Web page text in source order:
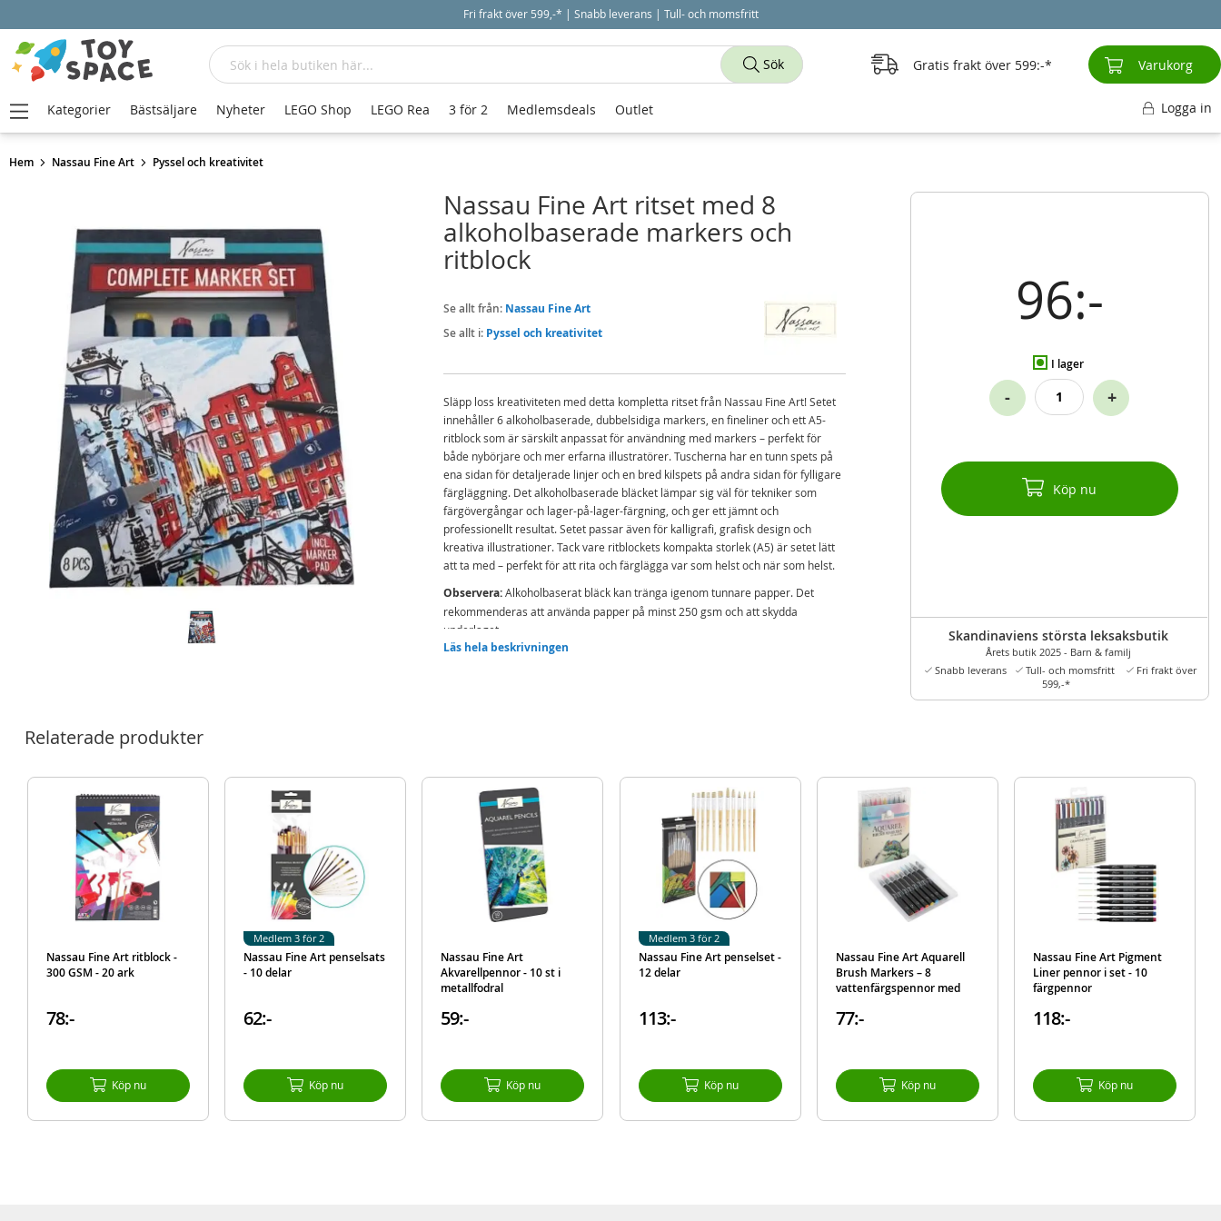
Fri frakt över 599,-* | Snabb leverans | Tull- och momsfritt
Hem Nassau Fine Art Pyssel och kreativitet
96:-
I lager
- +
Köp nu
Skandinaviens största leksaksbutik
Årets butik 2025 - Barn & familj
Snabb leverans
Tull- och momsfritt
Fri frakt över
599,-*
Nassau Fine Art ritset med 8
alkoholbaserade markers och
ritblock
Se allt från: Nassau Fine Art
Se allt i: Pyssel och kreativitet
Släpp loss kreativiteten med detta kompletta ritset från Nassau Fine Art! Setet
innehåller 6 alkoholbaserade, dubbelsidiga markers, en fineliner och ett A5-
ritblock som är särskilt anpassat för användning med markers – perfekt för
både nybörjare och mer erfarna illustratörer. Tuscherna har en tunn spets på
ena sidan för detaljerade linjer och en bred kilspets på andra sidan för fylligare
färgläggning. Det alkoholbaserade bläcket lämpar sig väl för tekniker som
färgövergångar och lager-på-lager-färgning, och ger ett jämnt och
professionellt resultat. Setet passar även för kalligrafi, grafisk design och
kreativa illustrationer. Tack vare ritblockets kompakta storlek (A5) är setet lätt
att ta med – perfekt för att rita och färglägga var som helst och när som helst.
Observera:Alkoholbaserat bläck kan tränga igenom tunnare papper. Det
rekommenderas att använda papper på minst 250 gsm och att skydda
underlaget.
Innehåller:
information
AR0330/GE
8715427124797
Varumärke Nassau Fine Art
Läs hela beskrivningen
Relaterade produkter
Nassau Fine Art ritblock -
300 GSM - 20 ark
78:-
Köp nu
Nassau Fine Art penselsats
- 10 delar
62:-
Köp nu
Medlem 3 för 2
Nassau Fine Art
Akvarellpennor - 10 st i
metallfodral
59:-
Köp nu
Nassau Fine Art penselset -
12 delar
113:-
Köp nu
Medlem 3 för 2
Nassau Fine Art Aquarell
Brush Markers – 8
vattenfärgspennor med
77:-
Köp nu
Nassau Fine Art Pigment
Liner pennor i set - 10
färgpennor
118:-
Köp nu
Sök
Sök Gratis frakt över 599:- Varukorg
Kategorier Bästsäljare Nyheter LEGO Shop LEGO Rea 3 för 2 Medlemsdeals Outlet Logga in